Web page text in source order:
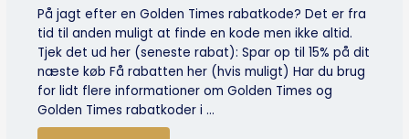
På jagt efter en Golden Times rabatkode? Det er fra
tid til anden muligt at finde en kode men ikke altid.
Tjek det ud her (seneste rabat): Spar op til 15% på dit
næste køb Få rabatten her (hvis muligt) Har du brug
for lidt flere informationer om Golden Times og
Golden Times rabatkoder i …